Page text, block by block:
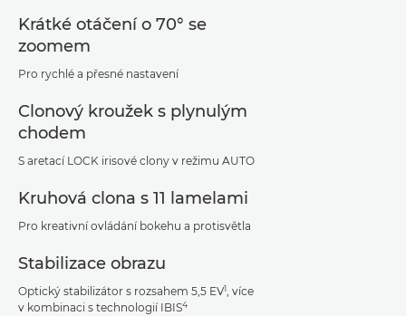
Krátké otáčení o 70° se
zoomem
Pro rychlé a přesné nastavení
Clonový kroužek s plynulým
chodem
S aretací LOCK irisové clony v režimu AUTO
Kruhová clona s 11 lamelami
Pro kreativní ovládání bokehu a protisvětla
Stabilizace obrazu
Optický stabilizátor s rozsahem 5,5 EV1, více
v kombinaci s technologií IBIS4